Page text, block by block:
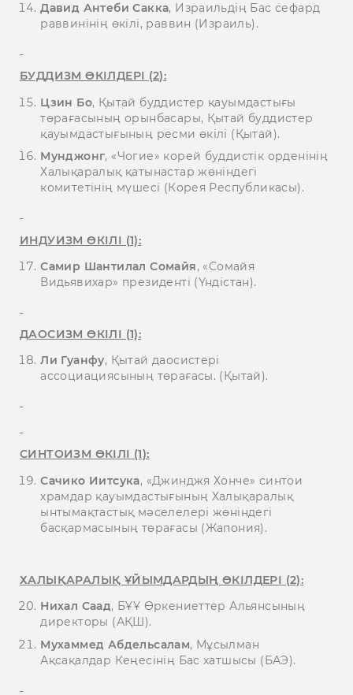
Давид Антеби Сакка, Израильдің Бас сефард
раввинінің өкілі, раввин (Израиль).
БУДДИЗМ ӨКІЛДЕРІ (2):
Цзин Бо, Қытай буддистер қауымдастығы
төрағасының орынбасары, Қытай буддистер
қауымдастығының ресми өкілі (Қытай).
Мунджонг, «Чогие» корей буддистік орденінің
Халықаралық қатынастар жөніндегі
комитетінің мүшесі (Корея Республикасы).
ИНДУИЗМ ӨКІЛІ (1):
Самир Шантилал Сомайя, «Сомайя
Видьявихар» президенті (Үндістан).
ДАОСИЗМ ӨКІЛІ (1):
Ли Гуанфу, Қытай даосистері
ассоциациясының төрағасы. (Қытай).
СИНТОИЗМ ӨКІЛІ (1):
Сачико Иитсука, «Джинджя Хонче» синтои
храмдар қауымдастығының Халықаралық
ынтымақтастық мәселелері жөніндегі
басқармасының төрағасы (Жапония).
ХАЛЫҚАРАЛЫҚ ҰЙЫМДАРДЫҢ ӨКІЛДЕРІ (2):
Нихал Саад, БҰҰ Өркениеттер Альянсының
директоры (АҚШ).
Мухаммед Абдельсалам, Мұсылман
Ақсақалдар Кеңесінің Бас хатшысы (БАЭ).